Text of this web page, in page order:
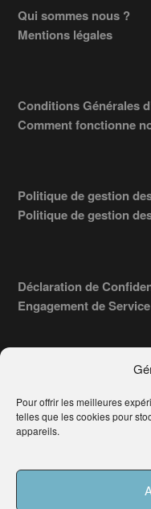
Pour offrir les meilleures
telles que les cookies pour
appareils.
Footer
Qui sommes nous ?
Mentions légales
Conditions Générales
Comment fonctionne
Politique de gestion
Politique de gestion
Déclaration de
Engagement de Service
COPYRIGHT © 2026 ·
LA SOCIÉTÉAWATECH-